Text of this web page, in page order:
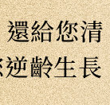
給您清
齡生長